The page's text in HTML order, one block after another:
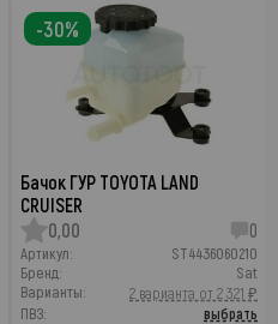
Бачок ГУР TOYOTA LAND
CRUISER
0,00
0
Артикул:
ST4436060210
Бренд:
Sat
Варианты:
2 варианта от 2 321 ₽
ПВЗ:
выбрать
-30%